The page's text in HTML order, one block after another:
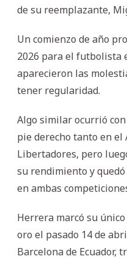
de su reemplazante,
Un comienzo de año
2026 para el futbolista
aparecieron las
tener regularidad.
Algo similar ocurrió
pie derecho tanto en el
Libertadores, pero
su rendimiento y
en ambas
Herrera marcó su
oro el pasado 14 de
Barcelona de Ecuador,